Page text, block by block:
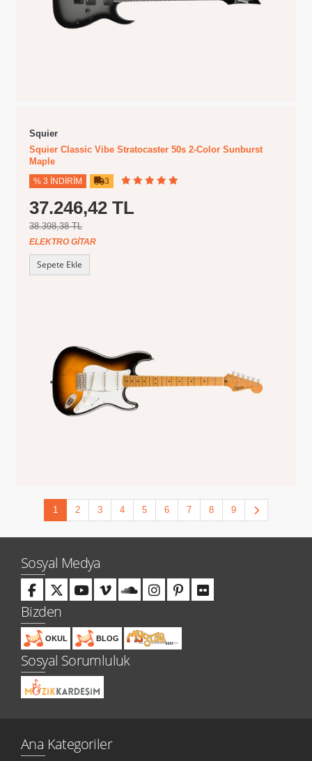
Squier
Squier Classic Vibe Stratocaster 50s 2-Color Sunburst
Maple
% 3 İNDIRIM 3
37.246,42 TL
38.398,38 TL
ELEKTRO GITAR
Sepete Ekle
1 2 3 4 5 6 7 8 9
Sosyal Medya
Bizden
OKUL BLOG
Sosyal Sorumluluk
Ana Kategoriler